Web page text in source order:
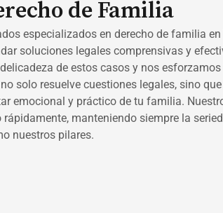
de Familia
especializados en derecho de familia
soluciones legales comprensivas y
de estos casos y nos
solo resuelve cuestiones legales, sino
emocional y práctico de tu familia.
rápidamente, manteniendo siempre la
nuestros pilares.